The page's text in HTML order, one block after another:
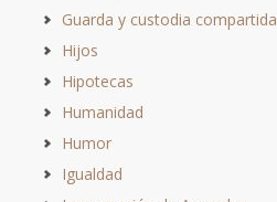
Guarda y custodia compartida
Hijos
Hipotecas
Humanidad
Humor
Igualdad